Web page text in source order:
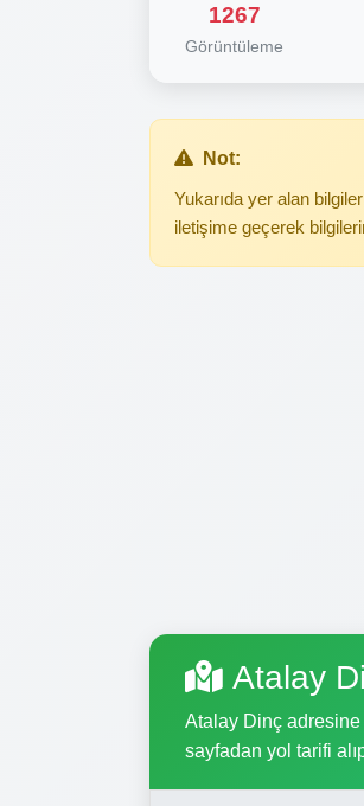
1267
Görüntüleme
Not:
Yukarıda yer alan
iletişime geçerek
Atalay
Atalay Dinç adresine
sayfadan yol tarifi